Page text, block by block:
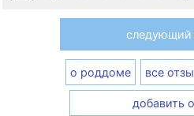
следующий
о роддоме все
добавить